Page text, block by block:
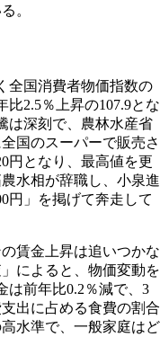
。
全国消費者物価指数の
比2.5％上昇の107.9とな
は深刻で、農林水産省
国のスーパーで販売さ
円となり、最高値を更
水相が辞職し、小泉進
円」を掲げて奔走して
賃金上昇は追いつかな
によると、物価変動を
は前年比0.2％減で、3
出に占める食費の割合
水準で、一般家庭はど